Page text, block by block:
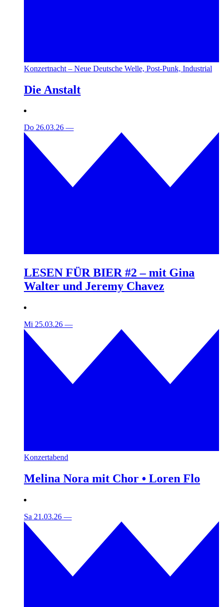
Konzertnacht – Neue Deutsche Welle, Post-Punk, Industrial
Die Anstalt
Do 26.03.26 —
LESEN FÜR BIER #2 – mit Gina
Walter und Jeremy Chavez
Mi 25.03.26 —
Konzertabend
Melina Nora mit Chor • Loren Flo
Sa 21.03.26 —